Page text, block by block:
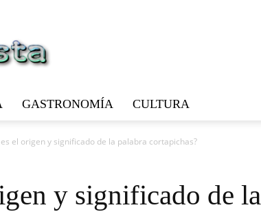
GASTRONOMÍA CULTURA
es el origen y significado de la palabra cortapichas?
y significado de la